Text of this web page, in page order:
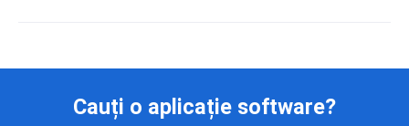
Cauți o aplicație software?